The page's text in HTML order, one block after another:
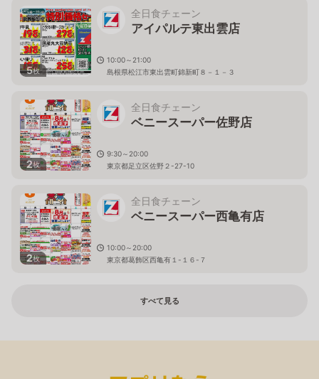
5枚
全日食チェーン
アイパルテ東出雲店
10:00～21:00
島根県松江市東出雲町錦新町８－１－３
2枚
全日食チェーン
ベニースーパー佐野店
9:30～20:00
東京都足立区佐野２-27-10
2枚
全日食チェーン
ベニースーパー西亀有店
10:00～20:00
東京都葛飾区西亀有１-１６-７
すべて見る